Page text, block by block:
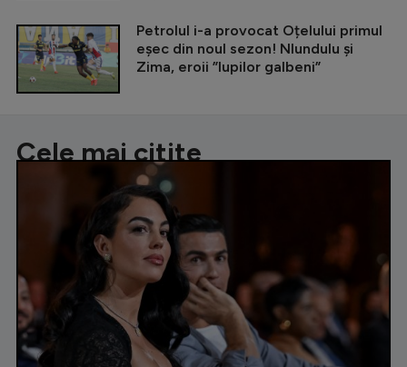
Petrolul i-a provocat Oțelului primul
eșec din noul sezon! Nlundulu și
Zima, eroii ”lupilor galbeni”
Cele mai citite